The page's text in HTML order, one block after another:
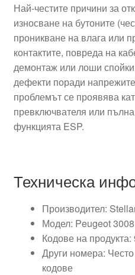
Най-честите причини за
износване на бутоните
проникване на влага или
контактите, повреда на
демонтаж или лоши
дефекти поради
проблемът се проявява
превключвателя или
функцията ESP.
Техническа
Производител:
Модел: Peugeot
Кодове на
Други номера:
кодове